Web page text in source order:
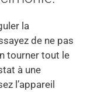
la
de ne pas
tourner tout le
à une
l’appareil